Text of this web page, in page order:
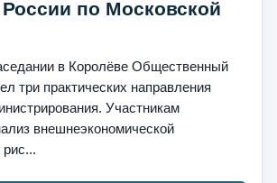
по Московской
в Королёве Общественный
три практических направления
Участникам
внешнеэкономической